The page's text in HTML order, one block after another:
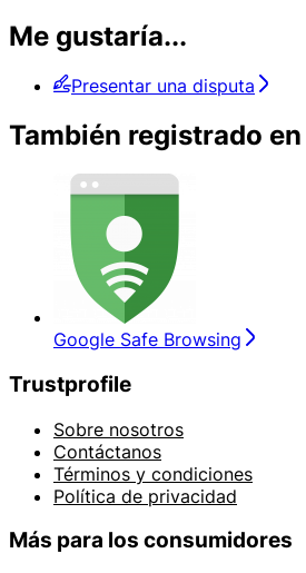
Me gustaría...
Presentar una disputa
También registrado en
Google Safe Browsing
Trustprofile
Sobre nosotros
Contáctanos
Términos y condiciones
Política de privacidad
Más para los consumidores